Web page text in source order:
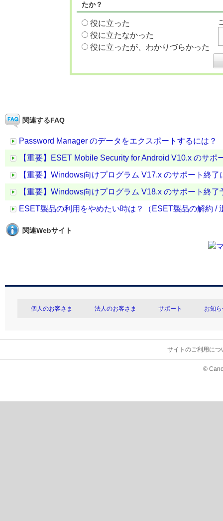
たか？
役に立った
役に立たなかった
役に立ったが、わかりづらかった
関連するFAQ
Password Manager のデータをエクスポートするには？
【重要】ESET Mobile Security for Android V10.x のサポ
【重要】Windows向けプログラム V17.x のサポート終了
【重要】Windows向けプログラム V18.x のサポート終了
ESET製品の利用をやめたい時は？（ESET製品の解約 /
関連Webサイト
個人のお客さま 法人のお客さま サポート お知
サイトのご利用につ
©